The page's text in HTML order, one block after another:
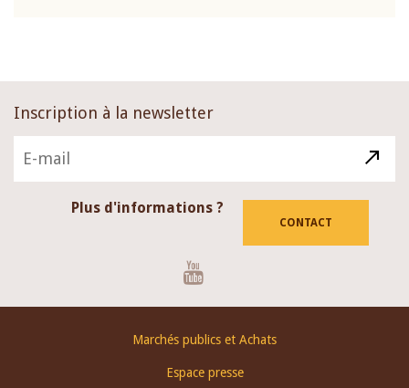
Inscription à la newsletter
Plus d'informations ?
CONTACT
Marchés publics et Achats
Espace presse